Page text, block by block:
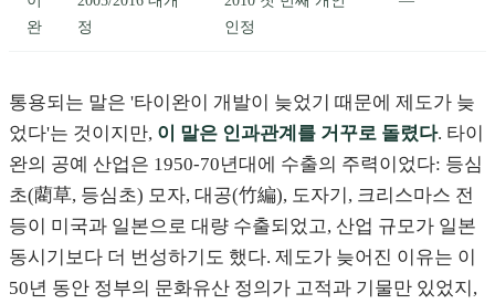
완
정
인정
통용되는 말은 '타이완이 개발이 늦었기 때문에 제도가 늦
었다'는 것이지만, 이 말은 인과관계를 거꾸로 돌렸다. 타이
완의 공예 산업은 1950-70년대에 수출의 주력이었다: 등심
초(藺草, 등심초) 모자, 대공(竹編), 도자기, 크리스마스 전
등이 미국과 일본으로 대량 수출되었고, 산업 규모가 일본
동시기보다 더 번성하기도 했다. 제도가 늦어진 이유는 이
50년 동안 정부의 문화유산 정의가 고적과 기물만 있었지,